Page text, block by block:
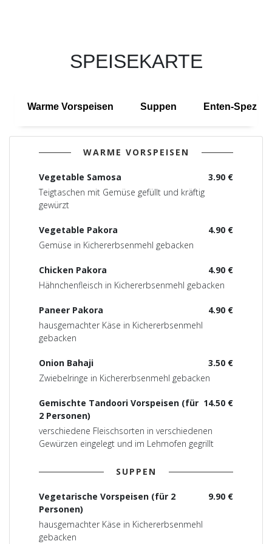
SPEISEKARTE
Warme Vorspeisen Suppen Enten-
WARME VORSPEISEN
3.90 €
Vegetable Samosa
Teigtaschen mit Gemüse gefüllt und kräftig
gewürzt
4.90 €
Vegetable Pakora
Gemüse in Kichererbsenmehl gebacken
4.90 €
Chicken Pakora
Hähnchenfleisch in Kichererbsenmehl gebacken
4.90 €
Paneer Pakora
hausgemachter Käse in Kichererbsenmehl
gebacken
3.50 €
Onion Bahaji
Zwiebelringe in Kichererbsenmehl gebacken
14.50 €
Gemischte Tandoori Vorspeisen (für
2 Personen)
verschiedene Fleischsorten in verschiedenen
Gewürzen eingelegt und im Lehmofen gegrillt
SUPPEN
9.90 €
Vegetarische Vorspeisen (für 2
Personen)
hausgemachter Käse in Kichererbsenmehl
gebacken